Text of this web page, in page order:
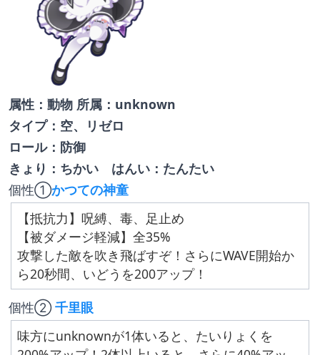
属性：動物 所属：unknown
タイプ：空、リゼロ
ロール：防御
きょり：ちかい　はんい：たんたい
個性①かつての神童
【抵抗力】呪縛、毒、足止め
【被ダメージ軽減】全35%
攻撃した敵を吹き飛ばすぞ！さらにWAVE開始か
ら20秒間、いどうを200アップ！
個性② 千里眼
味方にunknownが1体いると、たいりょくを